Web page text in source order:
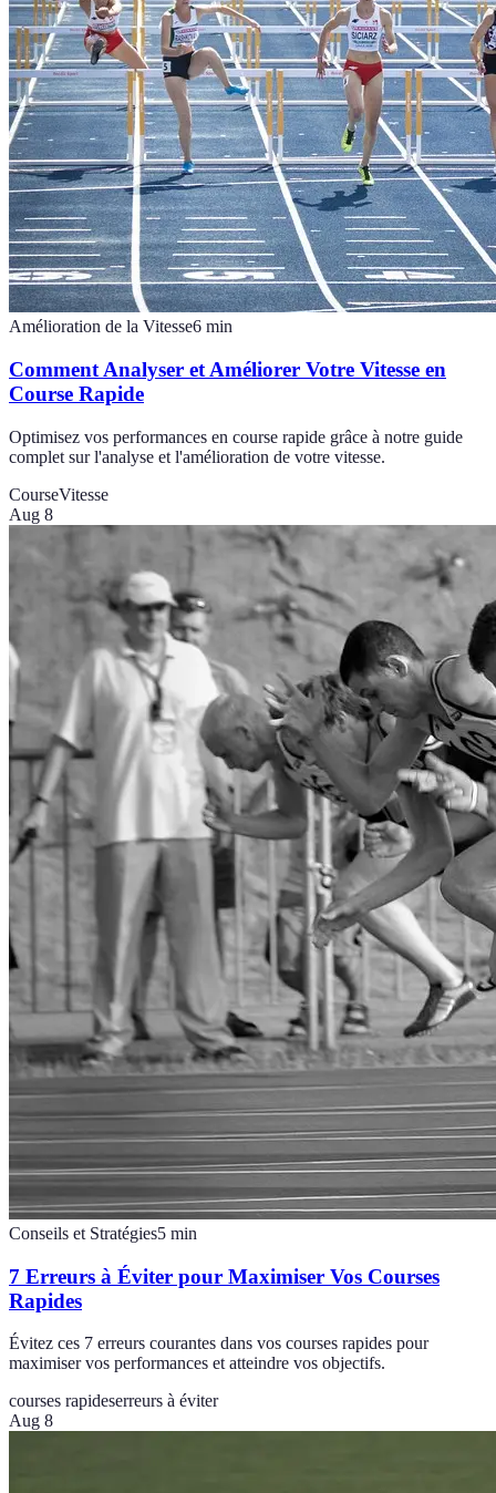
Amélioration de la Vitesse6 min
Comment Analyser et Améliorer Votre Vitesse en
Course Rapide
Optimisez vos performances en course rapide grâce à notre guide
complet sur l'analyse et l'amélioration de votre vitesse.
CourseVitesse
Aug 8
Conseils et Stratégies5 min
7 Erreurs à Éviter pour Maximiser Vos Courses
Rapides
Évitez ces 7 erreurs courantes dans vos courses rapides pour
maximiser vos performances et atteindre vos objectifs.
courses rapideserreurs à éviter
Aug 8